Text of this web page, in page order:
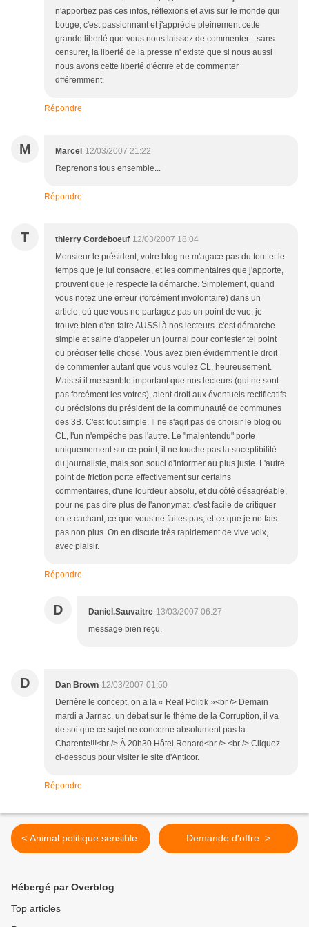
n'apportiez pas ces infos, réflexions et avis sur le monde qui
bouge, c'est passionnant et j'apprécie pleinement cette
grande liberté que vous nous laissez de commenter... sans
censurer, la liberté de la presse n' existe que si nous aussi
nous avons cette liberté d'écrire et de commenter
dfféremment.
Répondre
M Marcel 12/03/2007 21:22
Reprenons tous ensemble...
Répondre
T thierry Cordeboeuf 12/03/2007 18:04
Monsieur le président, votre blog ne m'agace pas du tout et le
temps que je lui consacre, et les commentaires que j'apporte,
prouvent que je respecte la démarche. Simplement, quand
vous notez une erreur (forcément involontaire) dans un
article, où que vous ne partagez pas un point de vue, je
trouve bien d'en faire AUSSI à nos lecteurs. c'est démarche
simple et saine d'appeler un journal pour contester tel point
ou préciser telle chose. Vous avez bien évidemment le droit
de commenter autant que vous voulez CL, heureusement.
Mais si il me semble important que nos lecteurs (qui ne sont
pas forcément les votres), aient droit aux éventuels rectificatifs
ou précisions du président de la communauté de communes
des 3B. C'est tout simple. Il ne s'agit pas de choisir le blog ou
CL, l'un n'empêche pas l'autre. Le "malentendu" porte
uniquemement sur ce point, il ne touche pas la suceptibilité
du journaliste, mais son souci d'informer au plus juste. L'autre
point de friction porte effectivement sur certains
commentaires, d'une lourdeur absolu, et du côté désagréable,
pour ne pas dire plus de l'anonymat. c'est facile de critiquer
en e cachant, ce que vous ne faites pas, et ce que je ne fais
pas non plus. On en discute très rapidement de vive voix,
avec plaisir.
Répondre
D Daniel.Sauvaitre 13/03/2007 06:27
message bien reçu.
D Dan Brown 12/03/2007 01:50
Derrière le concept, on a la « Real Politik »<br /> Demain
mardi à Jarnac, un débat sur le thème de la Corruption, il va
de soi que ce sujet ne concerne absolument pas la
Charente!!!<br /> À 20h30 Hôtel Renard<br /> <br /> Cliquez
ci-dessous pour visiter le site d'Anticor.
Répondre
< Animal politique sensible. Demande d'offre. >
Hébergé par Overblog
Top articles